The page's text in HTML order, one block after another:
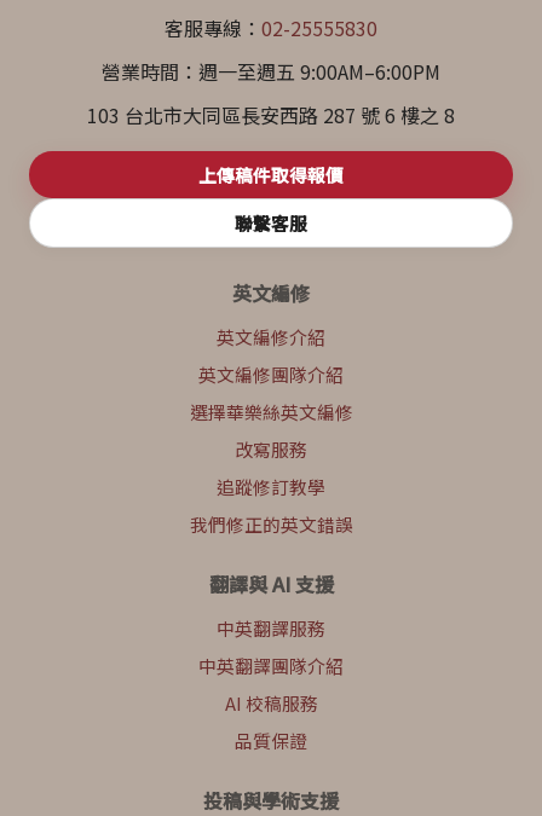
客服專線： 02-25555830
營業時間：週一至週五 9:00AM–6:00PM
103 台北市大同區長安西路 287 號 6 樓之 8
上傳稿件取得報價
聯繫客服
英文編修
英文編修介紹
英文編修團隊介紹
選擇華樂絲英文編修
改寫服務
追蹤修訂教學
我們修正的英文錯誤
翻譯與 AI 支援
中英翻譯服務
中英翻譯團隊介紹
AI 校稿服務
品質保證
投稿與學術支援